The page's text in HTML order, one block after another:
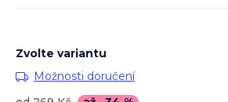
Zvolte variantu
Možnosti doručení